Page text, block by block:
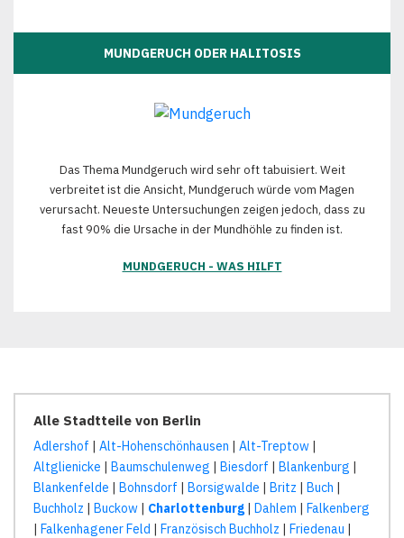
MUNDGERUCH ODER HALITOSIS
Das Thema Mundgeruch wird sehr oft tabuisiert. Weit
verbreitet ist die Ansicht, Mundgeruch würde vom Magen
verursacht. Neueste Untersuchungen zeigen jedoch, dass zu
fast 90% die Ursache in der Mundhöhle zu finden ist.
MUNDGERUCH - WAS HILFT
Alle Stadtteile von Berlin
Adlershof | Alt-Hohenschönhausen | Alt-Treptow |
Altglienicke | Baumschulenweg | Biesdorf | Blankenburg |
Blankenfelde | Bohnsdorf | Borsigwalde | Britz | Buch |
Buchholz | Buckow | Charlottenburg | Dahlem | Falkenberg
| Falkenhagener Feld | Französisch Buchholz | Friedenau |